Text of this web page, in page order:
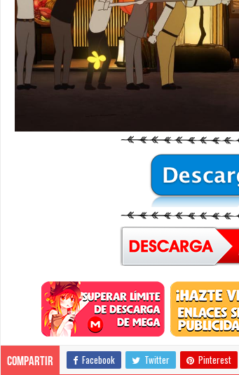
Compartir Facebook Twitter Pinterest